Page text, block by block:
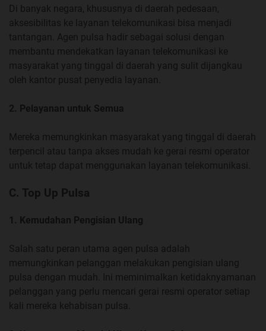
Di banyak negara, khususnya di daerah pedesaan,
aksesibilitas ke layanan telekomunikasi bisa menjadi
tantangan. Agen pulsa hadir sebagai solusi dengan
membantu mendekatkan layanan telekomunikasi ke
masyarakat yang tinggal di daerah yang sulit dijangkau
oleh kantor pusat penyedia layanan.
2. Pelayanan untuk Semua
Mereka memungkinkan masyarakat yang tinggal di daerah
terpencil atau tanpa akses mudah ke gerai resmi operator
untuk tetap dapat menggunakan layanan telekomunikasi.
C. Top Up Pulsa
1. Kemudahan Pengisian Ulang
Salah satu peran utama agen pulsa adalah
memungkinkan pelanggan melakukan pengisian ulang
pulsa dengan mudah. Ini meminimalkan ketidaknyamanan
pelanggan yang perlu mencari gerai resmi operator setiap
kali mereka kehabisan pulsa.